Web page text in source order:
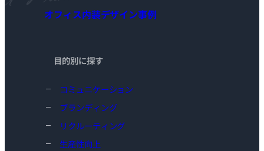
オフィス内装デザイン事例
目的別に探す
コミュニケーション
ブランディング
リクルーティング
生産性向上